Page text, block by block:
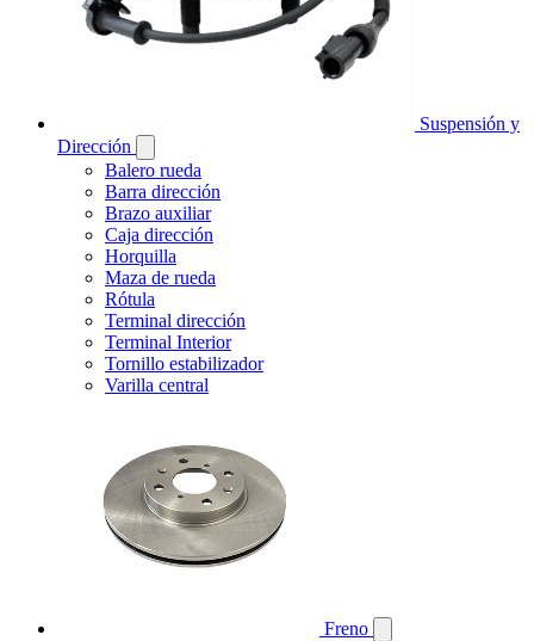
Suspensión y
Dirección
Balero rueda
Barra dirección
Brazo auxiliar
Caja dirección
Horquilla
Maza de rueda
Rótula
Terminal dirección
Terminal Interior
Tornillo estabilizador
Varilla central
Freno